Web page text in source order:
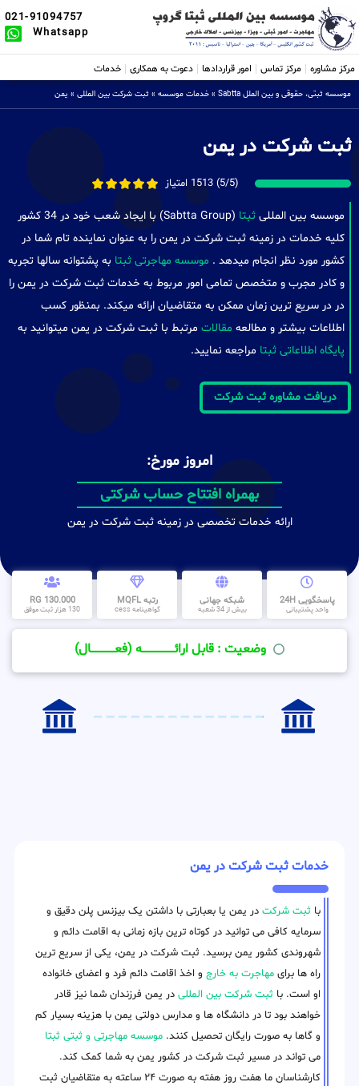
021-91094757
Whatsapp
مرکز مشاوره مرکز تماس امور قراردادها دعوت به همکاری خدمات
موسسه ثبتی، حقوقی و بین الملل Sabtta » خدمات موسسه » ثبت شرکت بین المللی » یمن
ثبت شرکت در یمن
(5/5) 1513 امتیاز
موسسه بین المللی ثبتا
(Sabtta Group) با ایجاد شعب خود در 34 کشور
کلیه خدمات در زمینه ثبت شرکت در یمن را به عنوان نماینده تام شما در
کشور مورد نظر انجام میدهد . موسسه مهاجرتی ثبتا به پشتوانه سالها تجربه
و کادر مجرب و متخصص تمامی امور مربوط به خدمات ثبت شرکت در یمن را
در در سریع ترین زمان ممکن به متقاضیان ارائه میکند. بمنظور کسب
اطلاعات بیشتر و مطالعه مقالات مرتبط با ثبت شرکت در یمن میتوانید به
پایگاه اطلاعاتی ثبتا مراجعه نمایید.
دریافت مشاوره ثبت شرکت
امروز مورخ:
بهمراه افتتاح حساب شرکتی
ارائه خدمات تخصصی در زمینه ثبت شرکت در یمن
پاسخگویی 24H
واحد پشتیبانی
شبکه جهانی
بیش از 34 شعبه
رتبه MQFL
گواهینامه cess
130.000 RG
130 هزار ثبت موفق
وضعیت : قابل ارائــــــــــــــــــــه (فعـــــــــــــــال)
خدمات ثبت شرکت در یمن
با ثبت شرکت در یمن یا بعبارتی با داشتن یک بیزنس پلن دقیق و
سرمایه کافی می توانید در کوتاه ترین بازه زمانی به اقامت دائم و
شهروندی کشور یمن برسید. ثبت شرکت در یمن، یکی از سریع ترین
راه ها برای مهاجرت به خارج و اخذ اقامت دائم فرد و اعضای خانواده
او است. با ثبت شرکت بین المللی در یمن فرزندان شما نیز قادر
خواهند بود تا در دانشگاه ها و مدارس دولتی یمن با هزینه بسیار کم
و گاها به صورت رایگان تحصیل کنند. موسسه مهاجرتی و ثبتی ثبتا
می تواند در مسیر ثبت شرکت در کشور یمن به شما کمک کند.
کارشناسان ما هفت روز هفته به صورت ۲۴ ساعته به متقاضیان ثبت